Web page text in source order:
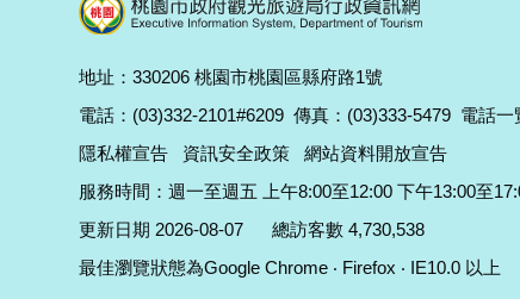
地址：330206 桃園市桃園區縣府路1號
電話：(03)332-2101#6209 傳真：(03)333-5479 電話一
隱私權宣告
資訊安全政策
網站資料開放宣告
服務時間：週一至週五 上午8:00至12:00 下午13:00至
更新日期 2026-08-07
總訪客數 4,730,538
最佳瀏覽狀態為Google Chrome ‧ Firefox ‧ IE10.0 以上